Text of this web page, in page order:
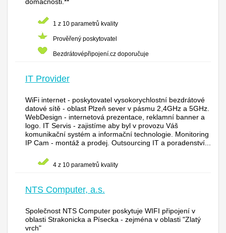
domácnosti.**
1 z 10 parametrů kvality
Prověřený poskytovatel
Bezdrátovépřipojení.cz doporučuje
IT Provider
WiFi internet - poskytovatel vysokorychlostní bezdrátové
datové sítě - oblast Plzeň sever v pásmu 2,4GHz a 5GHz.
WebDesign - internetová prezentace, reklamní banner a
logo. IT Servis - zajistíme aby byl v provozu Váš
komunikační systém a informační technologie. Monitoring
IP Cam - montáž a prodej. Outsourcing IT a poradenství...
4 z 10 parametrů kvality
NTS Computer, a.s.
Společnost NTS Computer poskytuje WIFI připojení v
oblasti Strakonicka a Písecka - zejména v oblasti "Zlatý
vrch"